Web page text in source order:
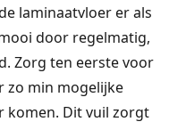
laminaatvloer er als
door regelmatig,
Zorg ten eerste voor
zo min mogelijke
komen. Dit vuil zorgt